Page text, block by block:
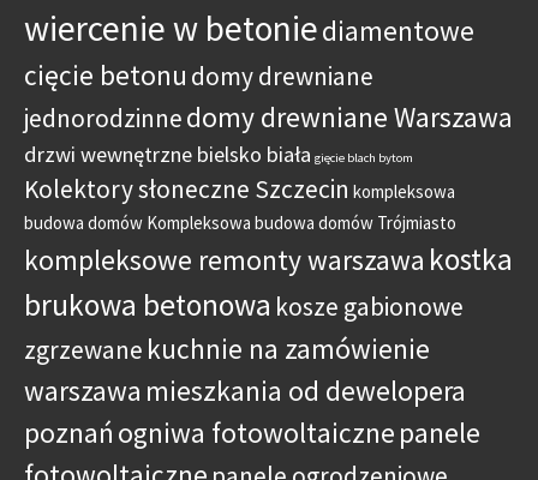
wiercenie w betoniediamentowe
cięcie betonu domy drewniane
jednorodzinnedomy drewniane Warszawa
drzwi wewnętrzne bielsko biała gięcie blach bytom
Kolektory słoneczne Szczecin kompleksowa
budowa domów Kompleksowa budowa domów Trójmiasto
kompleksowe remonty warszawa kostka
brukowa betonowa kosze gabionowe
zgrzewane kuchnie na zamówienie
warszawa mieszkania od dewelopera
poznań ogniwa fotowoltaiczne panele